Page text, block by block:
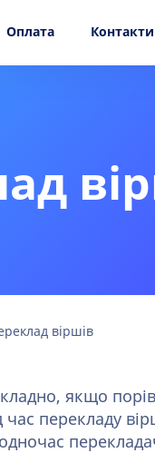
Оплата Контакти
віршів
якщо
перекладу